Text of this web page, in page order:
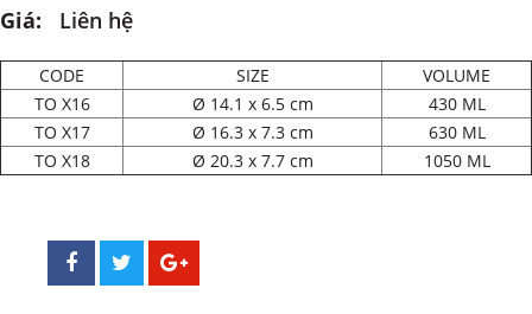
Giá: Liên hệ
CODE SIZE
VOLUME
TO X16
Ø 14.1 x 6.5 cm
430 ML
TO X17
Ø 16.3 x 7.3 cm
630 ML
TO X18
Ø 20.3 x 7.7 cm 1050 ML